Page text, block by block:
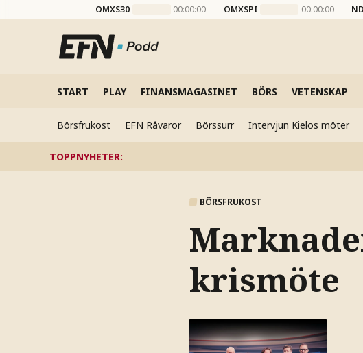
OMXS30 00:00:00 OMXSPI 00:00:00
START PLAY FINANSMAGASINET BÖRS VETENSKAP
Börsfrukost EFN Råvaror Börssurr Intervjun Kielos möter
TOPPNYHETER:
BÖRSFRUKOST
krismöte